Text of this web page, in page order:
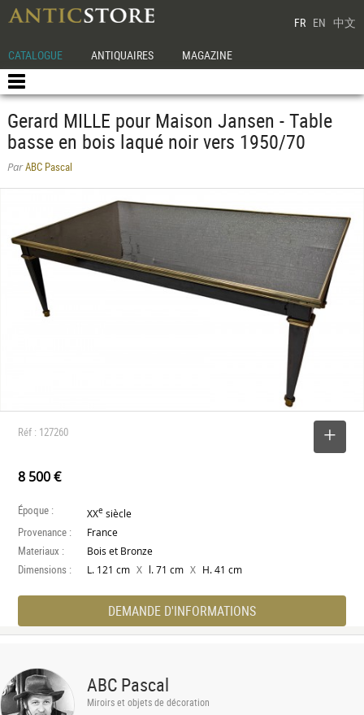
FR EN 中文
CATALOGUE ANTIQUAIRES MAGAZINE
Gerard MILLE pour Maison Jansen - Table
basse en bois laqué noir vers 1950/70
ParABC Pascal
Réf : 127260
8 500 €
Époque : XXe siècle
Provenance : France
Materiaux : Bois et Bronze
Dimensions : L. 121 cm X l. 71 cm X H. 41 cm
DEMANDE D'INFORMATIONS
ABC Pascal
Miroirs et objets de décoration